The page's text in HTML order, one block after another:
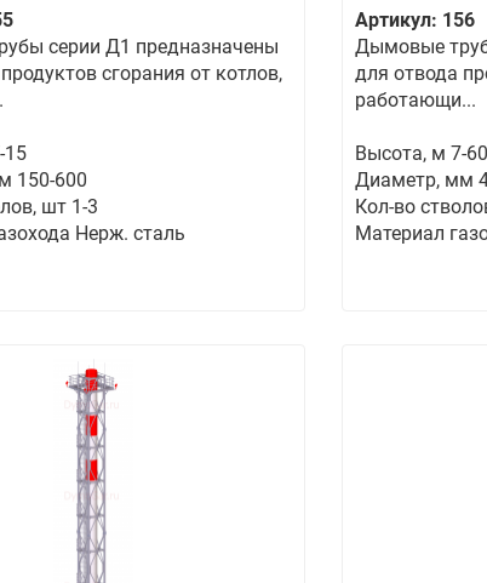
серии Д1 предназначены
сгорания от котлов,
15
150-600
шт 1-3
Нерж. сталь
Артикул: 156
Дымовые
для отвода
работающи...
Высота, м 7-60
Диаметр, мм
Кол-во
Материал